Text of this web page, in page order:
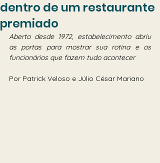
dentro de um restaurante
premiado
Aberto desde 1972, estabelecimento abriu
as portas para mostrar sua rotina e os
funcionários que fazem tudo acontecer
Por Patrick Veloso e Júlio César Mariano